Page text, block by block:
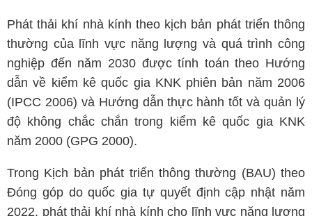
Phát thải khí nhà kính theo kịch bản phát triển thông
thường của lĩnh vực năng lượng và quá trình công
nghiệp đến năm 2030 được tính toán theo Hướng
dẫn về kiểm kê quốc gia KNK phiên bản năm 2006
(IPCC 2006) và Hướng dẫn thực hành tốt và quản lý
độ không chắc chắn trong kiểm kê quốc gia KNK
năm 2000 (GPG 2000).
Trong Kịch bản phát triển thông thường (BAU) theo
Đóng góp do quốc gia tự quyết định cập nhật năm
2022, phát thải khí nhà kính cho lĩnh vực năng lượng